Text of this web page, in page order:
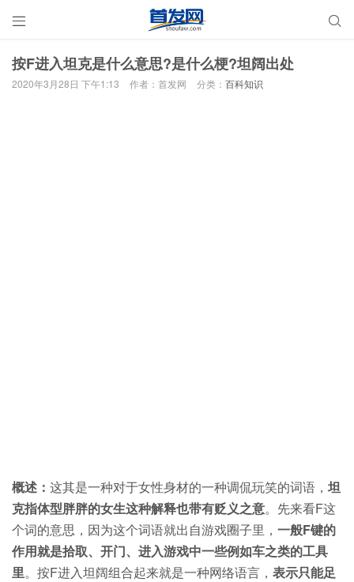
 
按F进入坦克是什么意思?是什么梗?坦阔出处
2020年3月28日 下午1:13 作者：首发网 分类： 百科知识
概述： 这其是一种对于女性身材的一种调侃玩笑的词语， 坦
克指体型胖胖的女生这种解释也带有贬义之意。先来看F这
个词的意思，因为这个词语就出自游戏圈子里， 一般F键的
作用就是拾取、开门、进入游戏中一些例如车之类的工具
里。按F进入坦阔组合起来就是一种网络语言， 表示只能足